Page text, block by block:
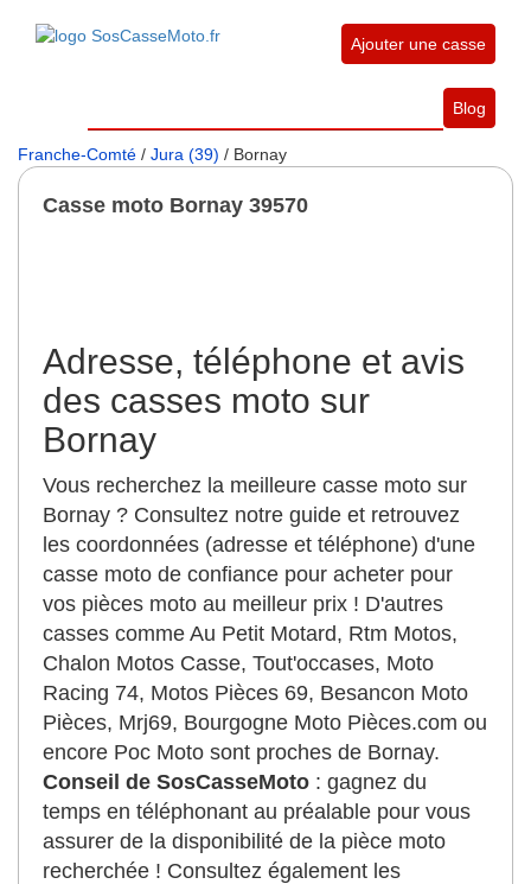
Ajouter une casse
Blog
Franche-Comté / Jura (39) / Bornay
Casse moto Bornay 39570
Adresse, téléphone et avis
des casses moto sur
Bornay
Vous recherchez la meilleure casse moto sur
Bornay ? Consultez notre guide et retrouvez
les coordonnées (adresse et téléphone) d'une
casse moto de confiance pour acheter pour
vos pièces moto au meilleur prix ! D'autres
casses comme Au Petit Motard, Rtm Motos,
Chalon Motos Casse, Tout'occases, Moto
Racing 74, Motos Pièces 69, Besancon Moto
Pièces, Mrj69, Bourgogne Moto Pièces.com ou
encore Poc Moto sont proches de Bornay.
Conseil de SosCasseMoto : gagnez du
temps en téléphonant au préalable pour vous
assurer de la disponibilité de la pièce moto
recherchée ! Consultez également les